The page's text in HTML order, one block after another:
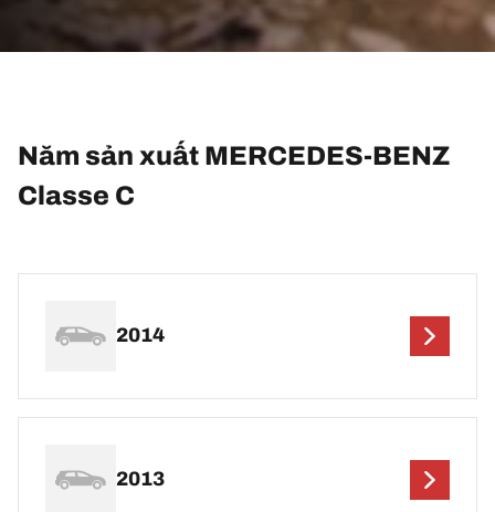
Năm sản xuất MERCEDES-BENZ
Classe C
2014
2013